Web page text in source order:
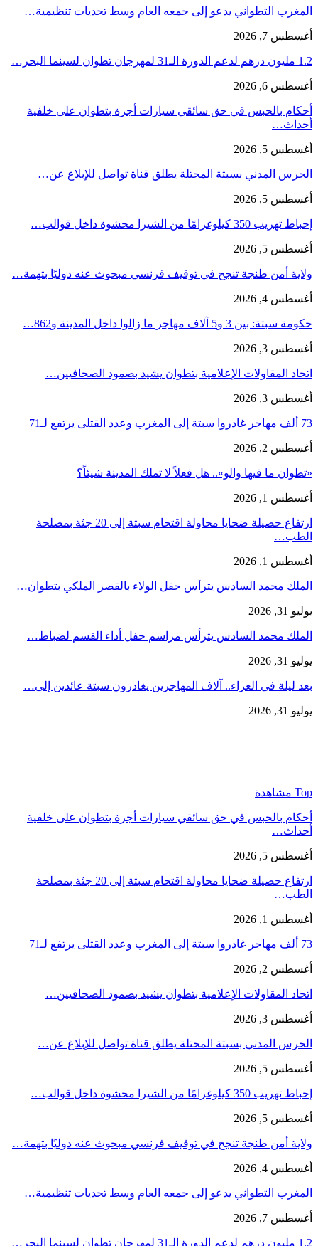
المغرب التطواني يدعو إلى جمعه العام وسط تحديات تنظيمية…
أغسطس 7, 2026
1.2 مليون درهم لدعم الدورة الـ31 لمهرجان تطوان لسينما البحر…
أغسطس 6, 2026
أحكام بالحبس في حق سائقي سيارات أجرة بتطوان على خلفية
أحداث…
أغسطس 5, 2026
الحرس المدني بسبتة المحتلة يطلق قناة تواصل للإبلاغ عن…
أغسطس 5, 2026
إحباط تهريب 350 كيلوغرامًا من الشيرا محشوة داخل قوالب…
أغسطس 5, 2026
ولاية أمن طنجة تنجح في توقيف فرنسي مبحوث عنه دوليًا بتهمة…
أغسطس 4, 2026
حكومة سبتة: بين 3 و5 آلاف مهاجر ما زالوا داخل المدينة و862…
أغسطس 3, 2026
اتحاد المقاولات الإعلامية بتطوان يشيد بصمود الصحافيين…
أغسطس 3, 2026
73 ألف مهاجر غادروا سبتة إلى المغرب وعدد القتلى يرتفع لـ71
أغسطس 2, 2026
«تطوان ما فيها والو».. هل فعلاً لا تملك المدينة شيئاً؟
أغسطس 1, 2026
ارتفاع حصيلة ضحايا محاولة اقتحام سبتة إلى 20 جثة بمصلحة
الطب…
أغسطس 1, 2026
الملك محمد السادس يترأس حفل الولاء بالقصر الملكي بتطوان…
يوليو 31, 2026
الملك محمد السادس يترأس مراسم حفل أداء القسم لضباط…
يوليو 31, 2026
بعد ليلة في العراء.. آلاف المهاجرين يغادرون سبتة عائدين إلى…
يوليو 31, 2026
Top مشاهدة
أحكام بالحبس في حق سائقي سيارات أجرة بتطوان على خلفية
أحداث…
أغسطس 5, 2026
ارتفاع حصيلة ضحايا محاولة اقتحام سبتة إلى 20 جثة بمصلحة
الطب…
أغسطس 1, 2026
73 ألف مهاجر غادروا سبتة إلى المغرب وعدد القتلى يرتفع لـ71
أغسطس 2, 2026
اتحاد المقاولات الإعلامية بتطوان يشيد بصمود الصحافيين…
أغسطس 3, 2026
الحرس المدني بسبتة المحتلة يطلق قناة تواصل للإبلاغ عن…
أغسطس 5, 2026
إحباط تهريب 350 كيلوغرامًا من الشيرا محشوة داخل قوالب…
أغسطس 5, 2026
ولاية أمن طنجة تنجح في توقيف فرنسي مبحوث عنه دوليًا بتهمة…
أغسطس 4, 2026
المغرب التطواني يدعو إلى جمعه العام وسط تحديات تنظيمية…
أغسطس 7, 2026
1.2 مليون درهم لدعم الدورة الـ31 لمهرجان تطوان لسينما البحر…